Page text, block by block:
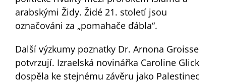
arabskými Židy. Židé 21. století jsou
označováni za „pomahače ďábla“.
Další výzkumy poznatky Dr. Arnona Groisse
potvrzují. Izraelská novinářka Caroline Glick
dospěla ke stejnému závěru jako Palestinec